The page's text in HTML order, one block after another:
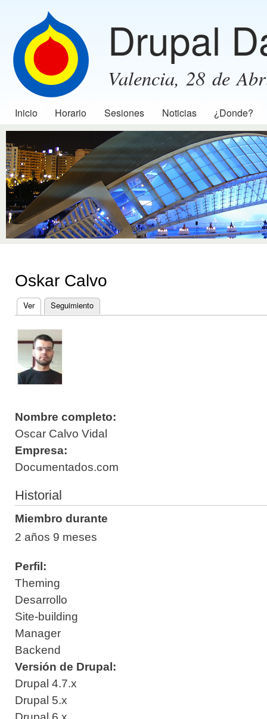
Drupal
Valencia, 28 de
Menú principal
Inicio Horario Sesiones Noticias ¿Donde?
Oskar Calvo
Solapas principales
Ver(solapa activa)
Seguimiento
Nombre completo:
Oscar Calvo Vidal
Empresa:
Documentados.com
Historial
Miembro durante
2 años 9 meses
Perfil:
Theming
Desarrollo
Site-building
Manager
Backend
Versión de Drupal:
Drupal 4.7.x
Drupal 5.x